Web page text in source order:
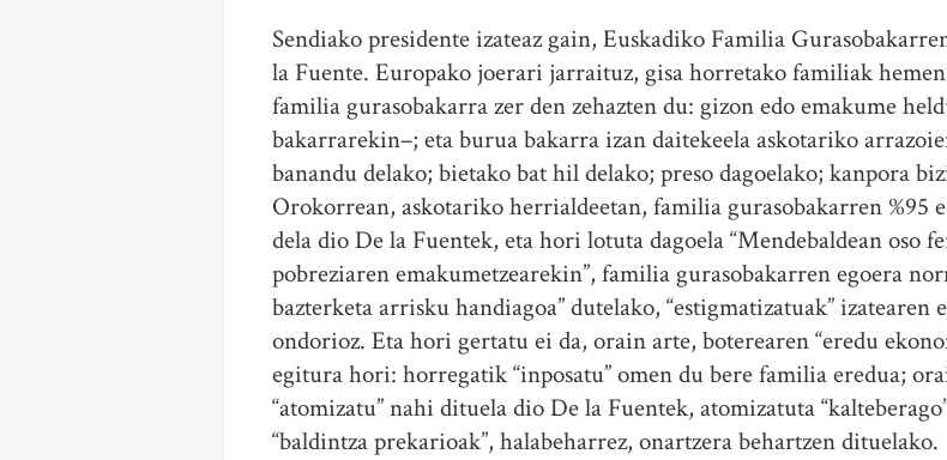
Sendiako presidente izateaz gain, Euskadiko Familia
la Fuente. Europako joerari jarraituz, gisa horretako familiak
familia gurasobakarra zer den zehazten du: gizon edo emakume
bakarrarekin–; eta burua bakarra izan daitekeela askotariko
banandu delako; bietako bat hil delako; preso dagoelako; kanpora
Orokorrean, askotariko herrialdeetan, familia gurasobakarren %95
dela dio De la Fuentek, eta hori lotuta dagoela “Mendebaldean oso
pobreziaren emakumetzearekin”, familia gurasobakarren egoera
bazterketa arrisku handiagoa” dutelako, “estigmatizatuak” izatearen
ondorioz. Eta hori gertatu ei da, orain arte, boterearen “eredu
egitura hori: horregatik “inposatu” omen du bere familia eredua;
“atomizatu” nahi dituela dio De la Fuentek, atomizatuta
“baldintza prekarioak”, halabeharrez, onartzera behartzen dituelako.